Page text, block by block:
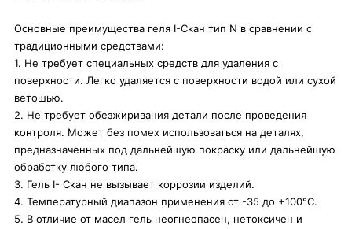
Основные преимущества геля I-Скан тип N в сравнении с
традиционными средствами:
1. Не требует специальных средств для удаления с
поверхности. Легко удаляется с поверхности водой или сухой
ветошью.
2. Не требует обезжиривания детали после проведения
контроля. Может без помех использоваться на деталях,
предназначенных под дальнейшую покраску или дальнейшую
обработку любого типа.
3. Гель I- Скан не вызывает коррозии изделий.
4. Температурный диапазон применения от -35 до +100°С.
5. В отличие от масел гель неогнеопасен, нетоксичен и